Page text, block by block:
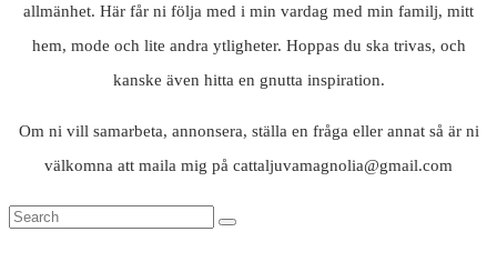
allmänhet. Här får ni följa med i min vardag med min familj, mitt
hem, mode och lite andra ytligheter. Hoppas du ska trivas, och
kanske även hitta en gnutta inspiration.
Om ni vill samarbeta, annonsera, ställa en fråga eller annat så är ni
välkomna att maila mig på cattaljuvamagnolia@gmail.com